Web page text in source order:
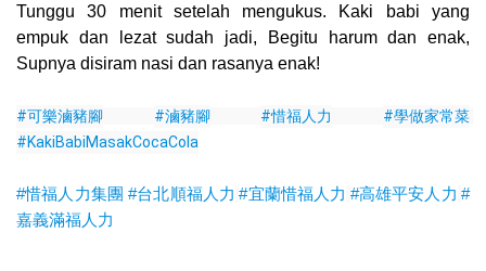
Tunggu 30 menit setelah mengukus. Kaki babi yang
empuk dan lezat sudah jadi, Begitu harum dan enak,
Supnya disiram nasi dan rasanya enak!
#可樂滷豬腳 #滷豬腳 #惜福人力
#學做家常菜
#KakiBabiMasakCocaCola
#惜福人力集團 #台北順福人力 #宜蘭惜福人力 #高雄平安人力 #
嘉義滿福人力